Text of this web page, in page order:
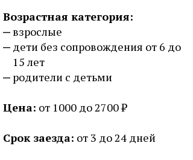
Возрастная категория:
взрослые
дети без сопровождения от 6 до
15 лет
родители с детьми
Цена: от 1000 до 2700 ₽
Срок заезда: от 3 до 24 дней